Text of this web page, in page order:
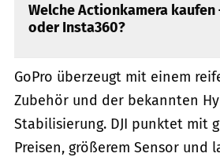
Welche Actionkamera kaufen
oder Insta360?
GoPro überzeugt mit einem
Zubehör und der bekannten
Stabilisierung. DJI punktet mit
Preisen, größerem Sensor und